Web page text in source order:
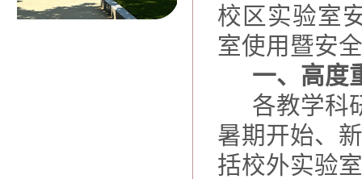
校区实验室
室使用暨安
一、高度
各教学科
暑期开始、
括校外实验